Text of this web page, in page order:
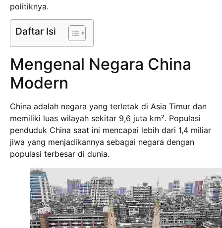
politiknya.
Daftar Isi
Mengenal Negara China
Modern
China adalah negara yang terletak di Asia Timur dan
memiliki luas wilayah sekitar 9,6 juta km². Populasi
penduduk China saat ini mencapai lebih dari 1,4 miliar
jiwa yang menjadikannya sebagai negara dengan
populasi terbesar di dunia.